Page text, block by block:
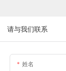
请与我们联系
姓名